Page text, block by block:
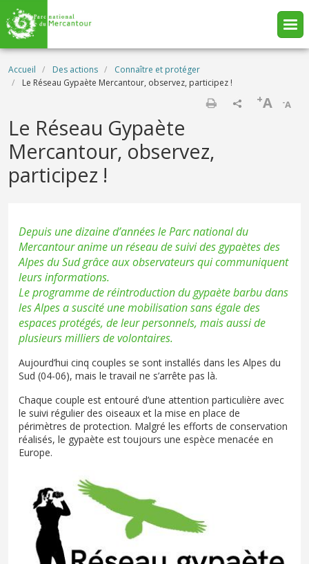
Aller au contenu principal
Fil d'Ariane
Accueil Des actions
Connaître et protéger
Le Réseau Gypaète Mercantour, observez, participez !
-A
+A
Le Réseau Gypaète
Mercantour, observez,
participez !
Depuis une dizaine d’années le Parc national du
Mercantour anime un réseau de suivi des gypaètes des
Alpes du Sud grâce aux observateurs qui communiquent
leurs informations.
Le programme de réintroduction du gypaète barbu dans
les Alpes a suscité une mobilisation sans égale des
espaces protégés, de leur personnels, mais aussi de
plusieurs milliers de volontaires.
Aujourd’hui cinq couples se sont installés dans les Alpes du
Sud (04-06), mais le travail ne s’arrête pas là.
Chaque couple est entouré d’une attention particulière avec
le suivi régulier des oiseaux et la mise en place de
périmètres de protection. Malgré les efforts de conservation
réalisés, le gypaète est toujours une espèce menacée en
Europe.